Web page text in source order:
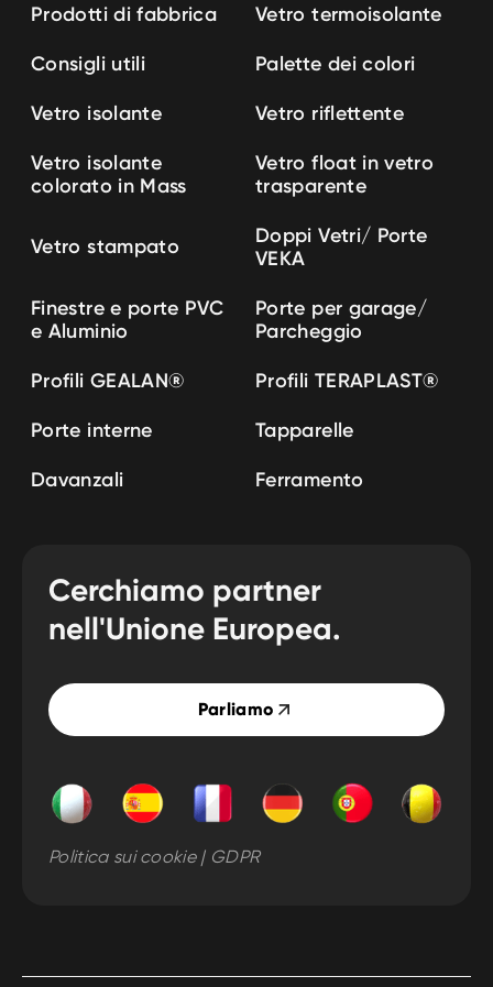
Prodotti di fabbrica Vetro termoisolante
Consigli utili Palette dei colori
Vetro isolante Vetro riflettente
Vetro isolante
colorato in Mass
Vetro float in vetro
trasparente
Vetro stampato
Doppi Vetri/ Porte
VEKA
Finestre e porte PVC
e Aluminio
Porte per garage/
Parcheggio
Profili GEALAN® Profili TERAPLAST®
Porte interne Tapparelle
Davanzali Ferramento
Cerchiamo partner
nell'Unione Europea.
Parliamo
Politica sui cookie | GDPR